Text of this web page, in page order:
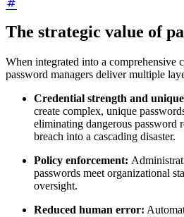
The strategic value of
When integrated into a comprehensive
password managers deliver multiple
Credential strength and
create complex, unique
eliminating dangerous password
breach into a cascading disaster.
Policy enforcement:
passwords meet organizational
oversight.
Reduced human error: